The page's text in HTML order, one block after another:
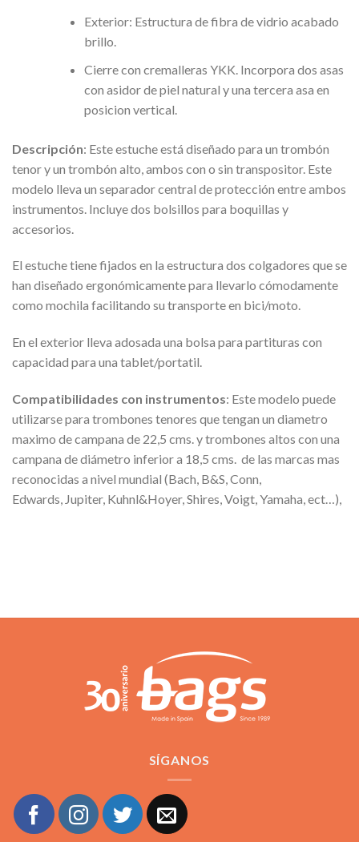
Exterior: Estructura de fibra de vidrio acabado
brillo.
Cierre con cremalleras YKK. Incorpora dos asas
con asidor de piel natural y una tercera asa en
posicion vertical.
Descripción: Este estuche está diseñado para un trombón
tenor y un trombón alto, ambos con o sin transpositor. Este
modelo lleva un separador central de protección entre ambos
instrumentos. Incluye dos bolsillos para boquillas y
accesorios.
El estuche tiene fijados en la estructura dos colgadores que se
han diseñado ergonómicamente para llevarlo cómodamente
como mochila facilitando su transporte en bici/moto.
En el exterior lleva adosada una bolsa para partituras con
capacidad para una tablet/portatil.
Compatibilidades con instrumentos: Este modelo puede
utilizarse para trombones tenores que tengan un diametro
maximo de campana de 22,5 cms. y trombones altos con una
campana de diámetro inferior a 18,5 cms. de las marcas mas
reconocidas a nivel mundial (Bach, B&S, Conn,
Edwards, Jupiter, Kuhnl&Hoyer, Shires, Voigt, Yamaha, ect…),
SÍGANOS